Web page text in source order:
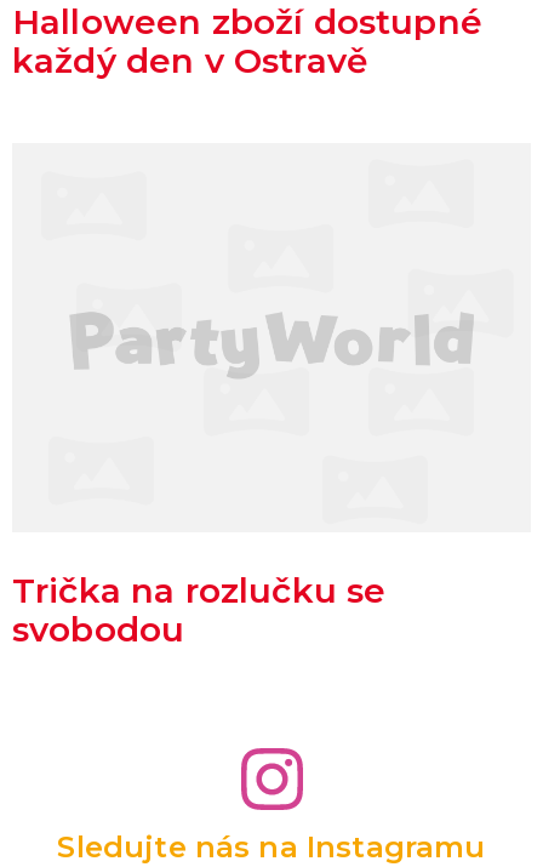
Halloween zboží dostupné
každý den v Ostravě
Trička na rozlučku se
svobodou
Sledujte nás na Instagramu